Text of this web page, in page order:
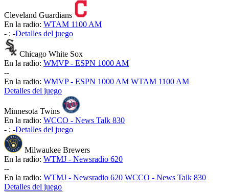
Cleveland Guardians
En la radio: WTAM 1100 AM
- : -Detalles del juego
Chicago White Sox
En la radio: WMVP - ESPN 1000 AM
--
En la radio: WMVP - ESPN 1000 AM WTAM 1100 AM
Detalles del juego
Minnesota Twins
En la radio: WCCO - News Talk 830
- : -Detalles del juego
Milwaukee Brewers
En la radio: WTMJ - Newsradio 620
--
En la radio: WTMJ - Newsradio 620 WCCO - News Talk 830
Detalles del juego